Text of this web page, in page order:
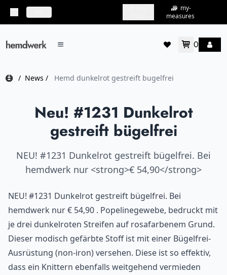
my-
measures
mainMenu.menu 0
Home
/ News / Hemd dunkelrot gestreift bugelfrei
Neu! #1231 Dunkelrot
gestreift bügelfrei
NEU! #1231 Dunkelrot gestreift bügelfrei. Bei
hemdwerk nur <strong>€ 54,90</strong>
NEU! #1231 Dunkelrot gestreift bügelfrei. Bei
hemdwerk nur € 54,90 . Popelinegewebe, bedruckt mit
je drei dunkelroten Streifen auf rosafarbenem Grund.
Dieser modisch gefärbte Stoff ist mit einer Bügelfrei-
Ausrüstung (non-iron) versehen. Diese ist so effektiv,
dass ein Knittern ebenfalls weitgehend vermieden